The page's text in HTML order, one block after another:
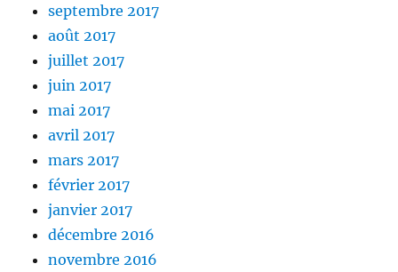
septembre 2017
août 2017
juillet 2017
juin 2017
mai 2017
avril 2017
mars 2017
février 2017
janvier 2017
décembre 2016
novembre 2016